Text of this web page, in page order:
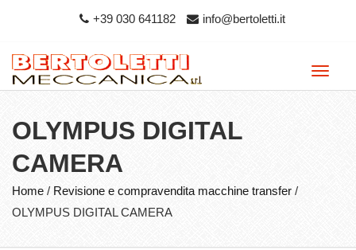
+39 030 641182 info@bertoletti.it
Toggle
OLYMPUS DIGITAL
CAMERA
Home / Revisione e compravendita macchine transfer /
OLYMPUS DIGITAL CAMERA